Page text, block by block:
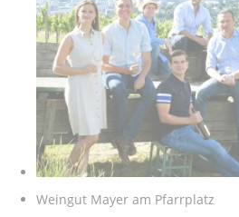
Weingut Mayer am Pfarrplatz